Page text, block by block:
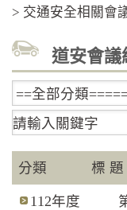
> 交通安全相關會
道安會議
分類 標 題
112年度